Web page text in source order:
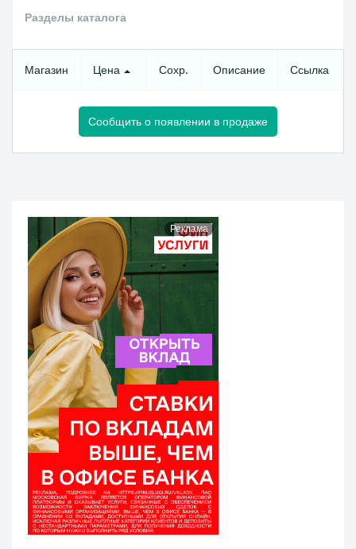
Разделы каталога
Магазин Цена Сохр. Описание Ссылка
Сообщить о появлении в продаже
Реклама